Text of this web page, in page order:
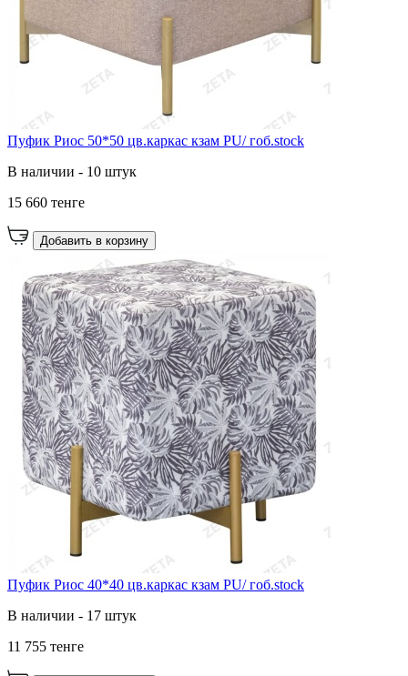
Пуфик Риос 50*50 цв.каркас кзам PU/ гоб.stock
В наличии - 10 штук
15 660 тенге
Добавить в корзину
Пуфик Риос 40*40 цв.каркас кзам PU/ гоб.stock
В наличии - 17 штук
11 755 тенге